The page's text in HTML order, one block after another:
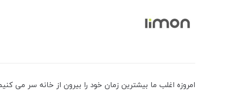
امروزه اغلب ما بیشترین زمان خود را بیرون از خانه سر می